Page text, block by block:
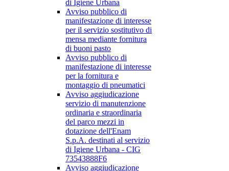
di Igiene Urbana
Avviso pubblico di
manifestazione di interesse
per il servizio sostitutivo di
mensa mediante fornitura
di buoni pasto
Avviso pubblico di
manifestazione di interesse
per la fornitura e
montaggio di pneumatici
Avviso aggiudicazione
servizio di manutenzione
ordinaria e straordinaria
del parco mezzi in
dotazione dell'Enam
S.p.A. destinati al servizio
di Igiene Urbana - CIG
73543888F6
Avviso aggiudicazione